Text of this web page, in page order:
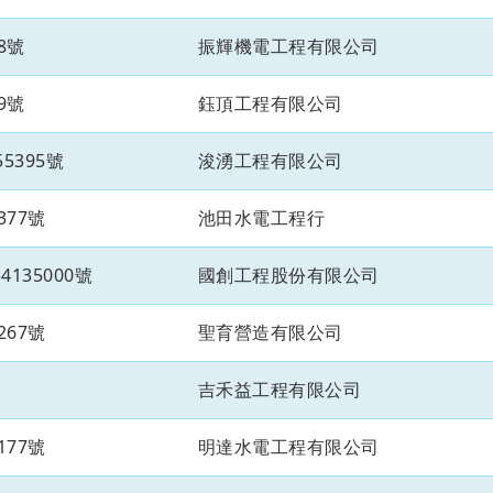
號 振輝機電工程有限公司
號 鈺頂工程有限公司
號 浚湧工程有限公司
號 池田水電工程行
號 國創工程股份有限公司
號 聖育營造有限公司
吉禾益工程有限公司
號 明達水電工程有限公司